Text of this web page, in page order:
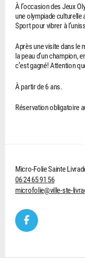
À l’occasion des Jeux
une olympiade
Sport pour vibrer à
Après une visite dans le
la peau d’un champion,
c’est gagné! Attention
À partir de 6 ans.
Réservation obligatoire
Micro-Folie Sainte
06 24 65 91 56
microfolie@ville-ste-